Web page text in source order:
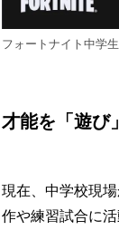
フォートナイト中学
才能を「遊び
現在、中学校現
作や練習試合に